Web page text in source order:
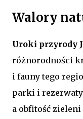
Walory
Uroki przyrody
różnorodności
i fauny tego
parki i
a obfitość